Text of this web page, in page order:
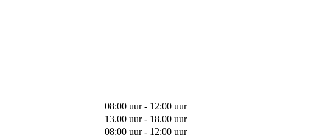
08:00 uur - 12:00 uur
13.00 uur - 18.00 uur
08:00 uur - 12:00 uur